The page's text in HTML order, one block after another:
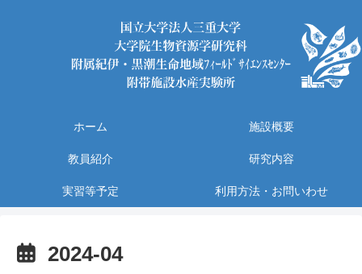
ホーム 施設概要
教員紹介 研究内容
実習等予定 利用方法・お問いわせ
2024-04